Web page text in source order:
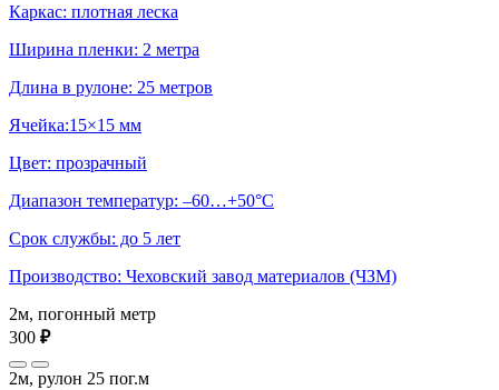
Каркас: плотная леска
Ширина пленки: 2 метра
Длина в рулоне: 25 метров
Ячейка:15×15 мм
Цвет: прозрачный
Диапазон температур: –60…+50°С
Срок службы: до 5 лет
Производство: Чеховский завод материалов (ЧЗМ)
2м, погонный метр
300 ₽
2м, рулон 25 пог.м